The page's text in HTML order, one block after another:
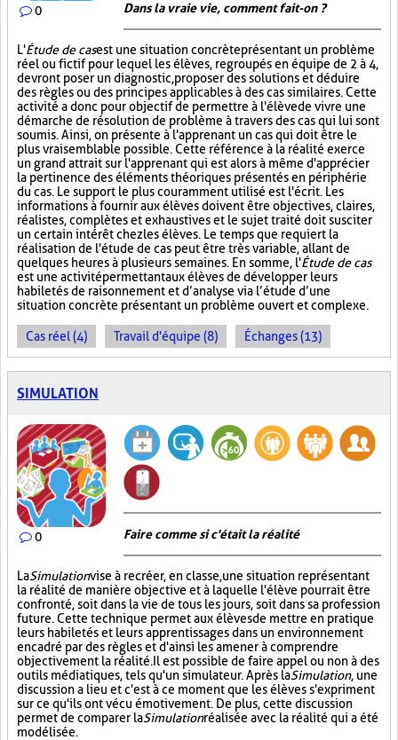
0 Dans la vraie vie, comment fait-on ?
L'Étude de casest une situation concrète présentant un problème
réel ou fictif pour lequel les élèves, regroupés en équipe de 2 à 4,
devront poser un diagnostic, proposer des solutions et déduire
des règles ou des principes applicables à des cas similaires. Cette
activité a donc pour objectif de permettre à l'élève de vivre une
démarche de résolution de problème à travers des cas qui lui sont
soumis. Ainsi, on présente à l'apprenant un cas qui doit être le
plus vraisemblable possible. Cette référence à la réalité exerce
un grand attrait sur l'apprenant qui est alors à même d'apprécier
la pertinence des éléments théoriques présentés en périphérie
du cas. Le support le plus couramment utilisé est l'écrit. Les
informations à fournir aux élèves doivent être objectives, claires,
réalistes, complètes et exhaustives et le sujet traité doit susciter
un certain intérêt chez les élèves. Le temps que requiert la
réalisation de l'étude de cas peut être très variable, allant de
quelques heures à plusieurs semaines. En somme, l'Étude de cas
est une activité permettant aux élèves de développer leurs
habiletés de raisonnement et d’analyse via l’étude d’une
situation concrète présentant un problème ouvert et complexe.
Cas réel (4) Travail d'équipe (8) Échanges (13)
SIMULATION
0 Faire comme si c'était la réalité
LaSimulationvise à recréer, en classe, une situation représentant
la réalité de manière objective et à laquelle l'élève pourrait être
confronté, soit dans la vie de tous les jours, soit dans sa profession
future. Cette technique permet aux élèves de mettre en pratique
leurs habiletés et leurs apprentissages dans un environnement
encadré par des règles et d'ainsi les amener à comprendre
objectivement la réalité. Il est possible de faire appel ou non à des
outils médiatiques, tels qu'un simulateur. Après laSimulation, une
discussion a lieu et c'est à ce moment que les élèves s'expriment
sur ce qu'ils ont vécu émotivement. De plus, cette discussion
permet de comparer laSimulationréalisée avec la réalité qui a été
modélisée.